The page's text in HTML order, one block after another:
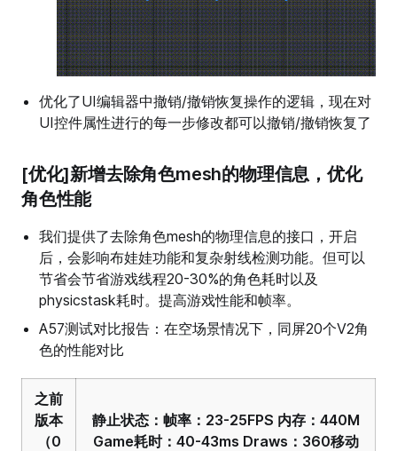
优化了UI编辑器中撤销/撤销恢复操作的逻辑，现在对
UI控件属性进行的每一步修改都可以撤销/撤销恢复了
[优化]新增去除角色mesh的物理信息，优化
角色性能
我们提供了去除角色mesh的物理信息的接口，开启
后，会影响布娃娃功能和复杂射线检测功能。但可以
节省会节省游戏线程20-30%的角色耗时以及
physicstask耗时。提高游戏性能和帧率。
A57测试对比报告：在空场景情况下，同屏20个V2角
色的性能对比
之前
版本
（0
静止状态：帧率：23-25FPS 内存：440M
Game耗时：40-43ms Draws：360移动